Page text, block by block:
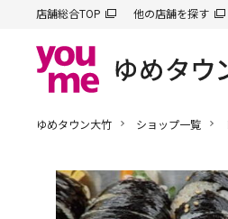
店舗総合TOP 他の店舗を探す
ゆめタウン大竹 ショップ一覧